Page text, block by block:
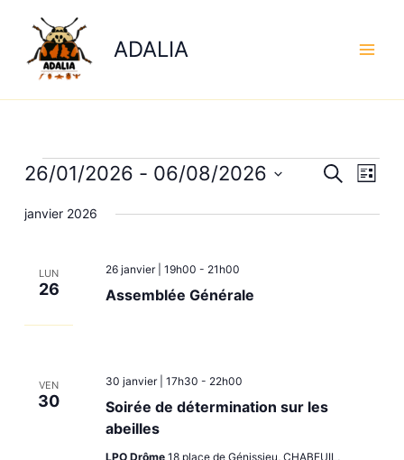
contenu
ADALIA
Évènements
Recherche
navigation
Recherche
vues
Liste
26/01/2026 - 06/08/2026
une
janvier 2026
LUN
26 Assemblée Générale
26 janvier | 19h00 - 21h00
VEN
30
Soirée de détermination sur les
abeilles
30 janvier | 17h30 - 22h00
LPO Drôme 18 place de Génissieu, CHABEUIL,